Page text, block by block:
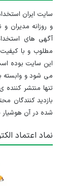
و روزانه
آگهی های
مطلوب و با
این سایت بوده
می شود و وابسته
تنها منتشر
بازدید
شده در آن هوشیار
نماد اعتماد